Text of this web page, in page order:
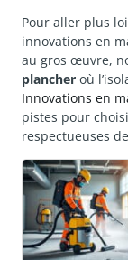
Pour aller plus
innovations en
au gros œuvre,
plancher où
Innovations en
pistes pour
respectueuses